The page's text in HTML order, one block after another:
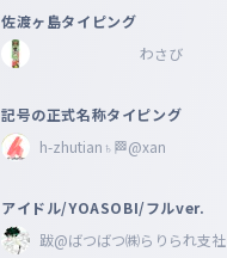
佐渡ヶ島タイピング
わさび
記号の正式名称タイピング
h-zhutian♄🏁@xan
アイドル/YOASOBI/フルver.
跋@ばつばつ㈱らりられ支社